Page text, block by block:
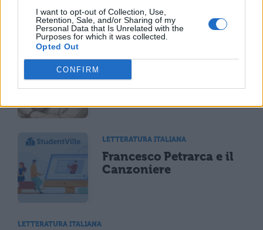
I want to opt-out of Collection, Use,
Retention, Sale, and/or Sharing of my
Personal Data that Is Unrelated with the
Purposes for which it was collected.
Opted Out
CONFIRM
TI POTREBBE INTERESSARE
LETTERATURA ITALIANA
Francesco Petrarca e il
Canzoniere
LETTERATURA ITALIANA